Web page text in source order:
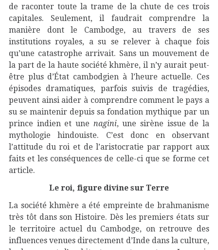
de raconter toute la trame de la chute de ces trois
capitales. Seulement, il faudrait comprendre la
manière dont le Cambodge, au travers de ses
institutions royales, a su se relever à chaque fois
qu’une catastrophe arrivait. Sans un mouvement de
la part de la haute société khmère, il n’y aurait peut-
être plus d’État cambodgien à l’heure actuelle. Ces
épisodes dramatiques, parfois suivis de tragédies,
peuvent ainsi aider à comprendre comment le pays a
su se maintenir depuis sa fondation mythique par un
prince indien et une nagini, une sirène issue de la
mythologie hindouiste. C’est donc en observant
l’attitude du roi et de l’aristocratie par rapport aux
faits et les conséquences de celle-ci que se forme cet
article.
Le roi, figure divine sur Terre
La société khmère a été empreinte de brahmanisme
très tôt dans son Histoire. Dès les premiers états sur
le territoire actuel du Cambodge, on retrouve des
influences venues directement d’Inde dans la culture,